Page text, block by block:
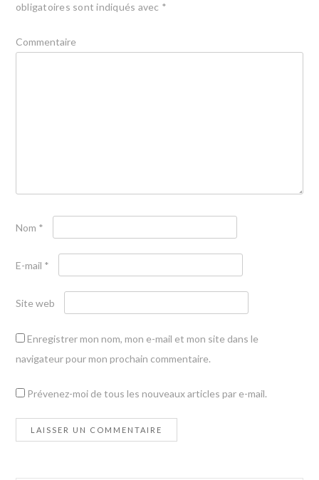
obligatoires sont indiqués avec *
Commentaire
Nom *
E-mail *
Site web
Enregistrer mon nom, mon e-mail et mon site dans le
navigateur pour mon prochain commentaire.
Prévenez-moi de tous les nouveaux articles par e-mail.